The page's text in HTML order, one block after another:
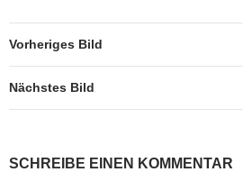
Vorheriges Bild
Nächstes Bild
SCHREIBE EINEN KOMMENTAR